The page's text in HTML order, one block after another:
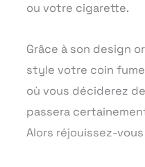
ou votre cigarette.
Grâce à son design
style votre coin
où vous déciderez
passera
Alors réjouissez-